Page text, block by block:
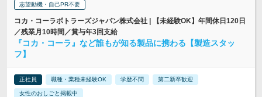
志望動機・自己PR不要
コカ・コーラボトラーズジャパン株式会社 | 【未経験OK】年間休日120日
／残業月10時間／賞与年3回支給
『コカ・コーラ』など誰もが知る製品に携わる【製造スタッ
フ】
正社員 職種・業種未経験OK 学歴不問 第二新卒歓迎
女性のおしごと掲載中